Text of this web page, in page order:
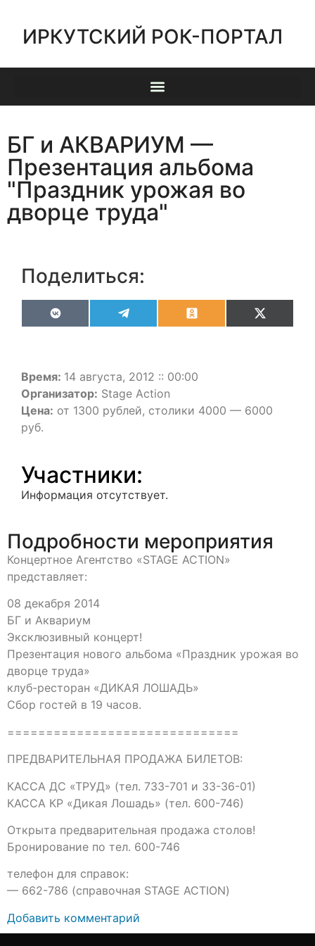
ИРКУТСКИЙ РОК-ПОРТАЛ
БГ и АКВАРИУМ —
Презентация альбома
"Праздник урожая во
дворце труда"
Поделиться:
VK OdnoklassnikiX
(Twitter)
Время: 14 августа, 2012 :: 00:00
Организатор: Stage Action
Цена: от 1300 рублей, столики 4000 — 6000
руб.
Участники:
Информация отсутствует.
Подробности мероприятия
Концертное Агентство «STAGE ACTION»
представляет:
08 декабря 2014
БГ и Аквариум
Эксклюзивный концерт!
Презентация нового альбома «Праздник урожая во
дворце труда»
клуб-ресторан «ДИКАЯ ЛОШАДЬ»
Сбор гостей в 19 часов.
==============================
ПРЕДВАРИТЕЛЬНАЯ ПРОДАЖА БИЛЕТОВ:
КАССА ДС «ТРУД» (тел. 733-701 и 33-36-01)
КАССА КР «Дикая Лошадь» (тел. 600-746)
Открыта предварительная продажа столов!
Бронирование по тел. 600-746
телефон для справок:
— 662-786 (справочная STAGE ACTION)
Добавить комментарий